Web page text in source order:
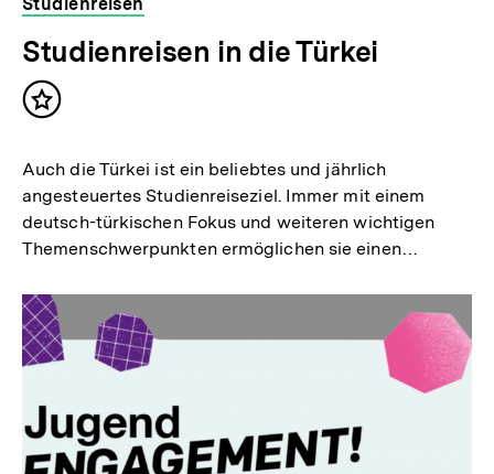
Studienreisen in die Türkei
Inhalt
Auch die Türkei ist ein beliebtes und jährlich
angesteuertes Studienreiseziel. Immer mit einem
deutsch-türkischen Fokus und weiteren wichtigen
Themenschwerpunkten ermöglichen sie einen…